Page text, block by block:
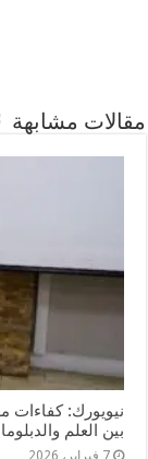
مقالات مشابهة
نيويورك: كفاءات
بين العلم